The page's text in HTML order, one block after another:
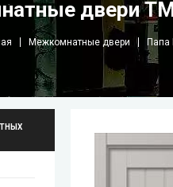
двери ТМ
Межкомнатные двери Папа